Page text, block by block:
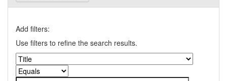
Add filters:
Use filters to refine the search results.